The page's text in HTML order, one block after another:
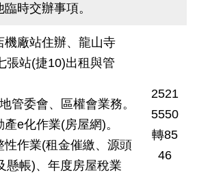
時交辦事項。
機廠站住辦、龍山寺
張站(捷10)出租與管
管委會、區權會業務。
產e化作業(房屋網)。
性作業(租金催繳、源頭
懸帳)、年度房屋稅業
2521
5550
轉85
46